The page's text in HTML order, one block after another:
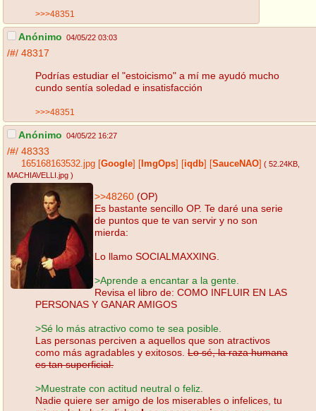
>>>48351
Anónimo 04/05/22 03:03
/#/ 48317
Podrías estudiar el "estoicismo" a mí me ayudó mucho
cundo sentía soledad e insatisfacción
>>>48351
Anónimo 04/05/22 16:27
/#/ 48333
165168163532.jpg Google ImgOps iqdb SauceNAO ( 52.24KB
MACHIAVELLI.jpg )
>>48260 (OP)
Es bastante sencillo OP. Te daré una serie
de puntos que te van servir y no son
mierda:
Lo llamo SOCIALMAXXING.
>Aprende a encantar a la gente.
Revisa el libro de: COMO INFLUIR EN LAS
PERSONAS Y GANAR AMIGOS
>Sé lo más atractivo como te sea posible.
Las personas perciven a aquellos que son atractivos
como más agradables y exitosos. Lo sé, la raza humana
es tan superficial.
>Muestrate con actitud neutral o feliz.
Nadie quiere ser amigo de los miserables o infelices, tu